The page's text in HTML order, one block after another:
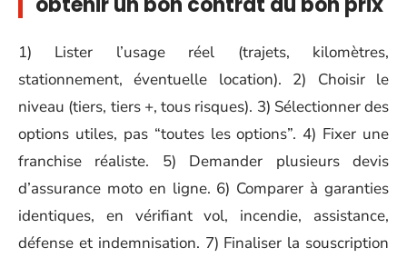
1) Lister l’usage réel (trajets, kilomètres,
stationnement, éventuelle location). 2) Choisir le
niveau (tiers, tiers +, tous risques). 3) Sélectionner des
options utiles, pas “toutes les options”. 4) Fixer une
franchise réaliste. 5) Demander plusieurs devis
d’assurance moto en ligne. 6) Comparer à garanties
identiques, en vérifiant vol, incendie, assistance,
défense et indemnisation. 7) Finaliser la souscription